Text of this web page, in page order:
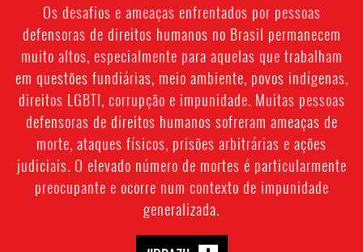
Os desafios e ameaças enfrentados por pessoas
defensoras de direitos humanos no Brasil permanecem
muito altos, especialmente para aquelas que trabalham
em questões fundiárias, meio ambiente, povos indígenas,
direitos LGBTI, corrupção e impunidade. Muitas pessoas
defensoras de direitos humanos sofreram ameaças de
morte, ataques físicos, prisões arbitrárias e ações
judiciais. O elevado número de mortes é particularmente
preocupante e ocorre num contexto de impunidade
generalizada.